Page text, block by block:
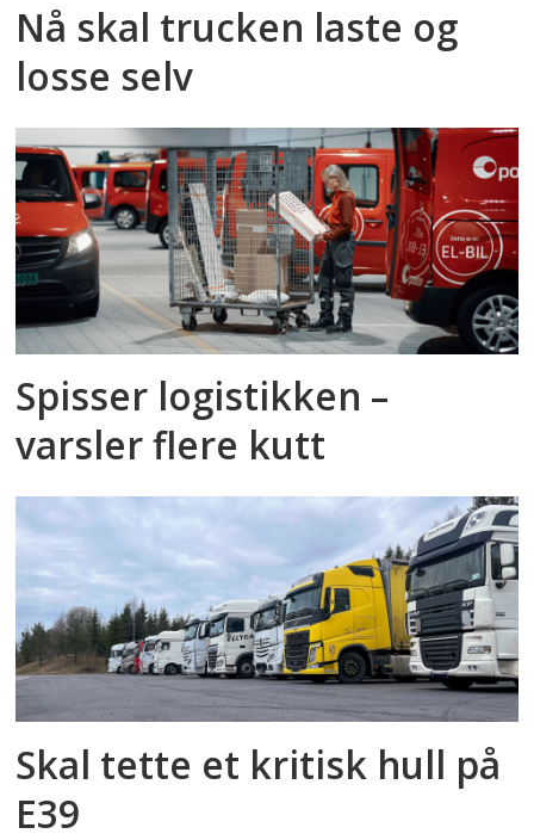
Nå skal trucken laste og
losse selv
Spisser logistikken –
varsler flere kutt
Skal tette et kritisk hull på
E39